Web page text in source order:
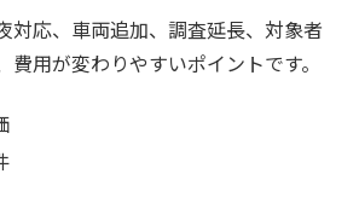
対応、車両追加、調査延長、対象者
費用が変わりやすいポイントです。